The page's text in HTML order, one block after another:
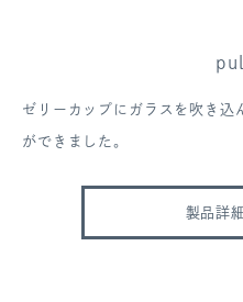
ゼリーカップにガラスを吹き込
ができました。
製品詳